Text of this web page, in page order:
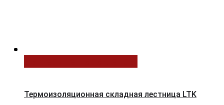
Термоизоляционная складная лестница LTK